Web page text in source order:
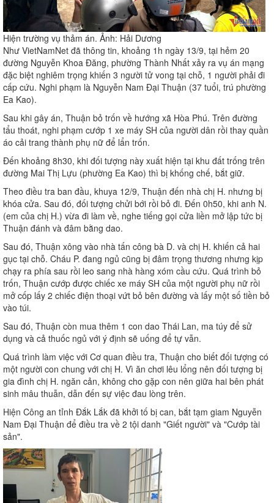
Hiện trường vụ thảm án. Ảnh: Hải Dương
Như VietNamNet đã thông tin, khoảng 1h ngày 13/9, tại hẻm 20
đường Nguyễn Khoa Đăng, phường Thành Nhất xảy ra vụ án mạng
đặc biệt nghiêm trọng khiến 3 người tử vong tại chỗ, 1 người phải đi
cấp cứu. Nghi phạm là Nguyễn Nam Đại Thuận (37 tuổi, trú phường
Ea Kao).
Sau khi gây án, Thuận bỏ trốn về hướng xã Hòa Phú. Trên đường
tẩu thoát, nghi phạm cướp 1 xe máy SH của người dân rồi thay quần
áo cải trang thành phụ nữ để lẩn trốn.
Đến khoảng 8h30, khi đối tượng này xuất hiện tại khu đất trống trên
đường Mai Thị Lựu (phường Ea Kao) thì bị khống chế, bắt giữ.
Theo điều tra ban đầu, khuya 12/9, Thuận đến nhà chị H. nhưng bị
khóa cửa. Sau đó, đối tượng chửi bới rồi bỏ đi. Đến 0h50, khi anh N.
(em của chị H.) vừa đi làm về, nghe tiếng gọi cửa liền mở lập tức bị
Thuận đánh và đâm bằng dao.
Sau đó, Thuận xông vào nhà tấn công bà D. và chị H. khiến cả hai
gục tại chỗ. Cháu P. đang ngủ cũng bị đâm trọng thương nhưng kịp
chạy ra phía sau rồi leo sang nhà hàng xóm cầu cứu. Quá trình bỏ
trốn, Thuận cướp được chiếc xe máy SH của một người phụ nữ rồi
mở cốp lấy 2 chiếc điện thoại vứt bỏ bên đường và lấy một số tiền bỏ
vào túi.
Sau đó, Thuận còn mua thêm 1 con dao Thái Lan, ma túy để sử
dụng và cả thuốc ngủ với ý định sẽ uống để tự vẫn.
Quá trình làm việc với Cơ quan điều tra, Thuận cho biết đối tượng có
một người con chung với chị H. Vì ăn chơi lêu lổng nên đối tượng bị
gia đình chị H. ngăn cản, không cho gặp con nên giữa hai bên phát
sinh mâu thuẫn, dẫn đến sự việc đau lòng trên.
Hiện Công an tỉnh Đắk Lắk đã khởi tố bị can, bắt tạm giam Nguyễn
Nam Đại Thuận để điều tra về 2 tội danh "Giết người" và "Cướp tài
sản".